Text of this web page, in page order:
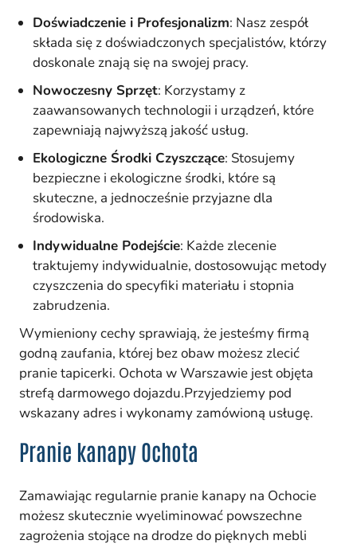
Doświadczenie i Profesjonalizm: Nasz zespół
składa się z doświadczonych specjalistów, którzy
doskonale znają się na swojej pracy.
Nowoczesny Sprzęt: Korzystamy z
zaawansowanych technologii i urządzeń, które
zapewniają najwyższą jakość usług.
Ekologiczne Środki Czyszczące: Stosujemy
bezpieczne i ekologiczne środki, które są
skuteczne, a jednocześnie przyjazne dla
środowiska.
Indywidualne Podejście: Każde zlecenie
traktujemy indywidualnie, dostosowując metody
czyszczenia do specyfiki materiału i stopnia
zabrudzenia.
Wymieniony cechy sprawiają, że jesteśmy firmą
godną zaufania, której bez obaw możesz zlecić
pranie tapicerki. Ochota w Warszawie jest objęta
strefą darmowego dojazdu.Przyjedziemy pod
wskazany adres i wykonamy zamówioną usługę.
Pranie kanapy Ochota
Zamawiając regularnie pranie kanapy na Ochocie
możesz skutecznie wyeliminować powszechne
zagrożenia stojące na drodze do pięknych mebli